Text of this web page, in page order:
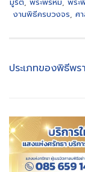
มูริต, พระพรหม, พระ
งานพิธีครบวงจร, ศ
ประเภทของพิธีพ